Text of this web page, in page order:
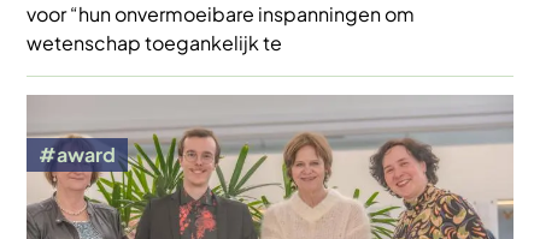
voor “hun onvermoeibare inspanningen om
wetenschap toegankelijk te
award